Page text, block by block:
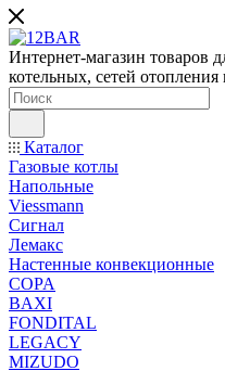
Интернет-магазин товаров
котельных, сетей
Каталог
Газовые котлы
Напольные
Viessmann
Сигнал
Лемакс
Настенные конвекционные
COPA
BAXI
FONDITAL
LEGACY
MIZUDO